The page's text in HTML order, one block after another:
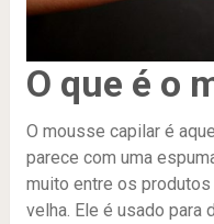
O que é o
O mousse capilar é
parece com uma
muito entre os produtos
velha. Ele é usado para